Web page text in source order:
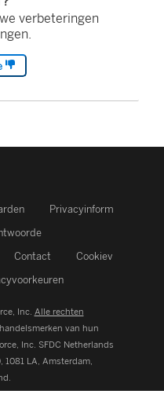
verbeteringen
Privacyinform
Contact
Cookiev
Inc. Alle rechten
van hun
Inc. SFDC Netherlands
1081 LA, Amsterdam,